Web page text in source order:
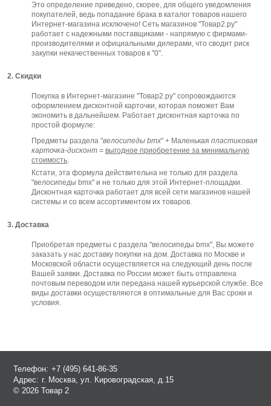
Это определение приведено, скорее, для общего уведомления
покупателей, ведь попадание брака в каталог товаров нашего
Интернет-магазина исключено! Сеть магазинов "Товар2.ру"
работает с надежными поставщиками - напрямую с фирмами-
производителями и официальными дилерами, что сводит риск
закупки некачественных товаров к "0".
2. Скидки
Покупка в Интернет-магазине "Товар2.ру" сопровождаются
оформлением дисконтной карточки, которая поможет Вам
экономить в дальнейшем. Работает дисконтная карточка по
простой формуле:
Предметы раздела "велосипеды bmx" + Маленькая пластиковая
карточка-дисконт = выгодное приобретение за минимальную
стоимость.
Кстати, эта формула действительна не только для раздела
"велосипеды bmx" и не только для этой Интернет-площадки.
Дисконтная карточка работает для всей сети магазинов нашей
системы и со всем ассортиментом их товаров.
3. Доставка
Приобретая предметы с раздела "велосипеды bmx", Вы можете
заказать у нас доставку покупки на дом. Доставка по Москве и
Московской области осуществляется на следующий день после
Вашей заявки. Доставка по России может быть отправлена
почтовым переводом или передана нашей курьерской службе. Все
виды доставки осуществляются в оптимальные для Вас сроки и
условия.
Телефон: +7 (495) 641-86-35
Адрес: г. Москва, ул. Кировоградская, д.15
© 2026 Товар 2